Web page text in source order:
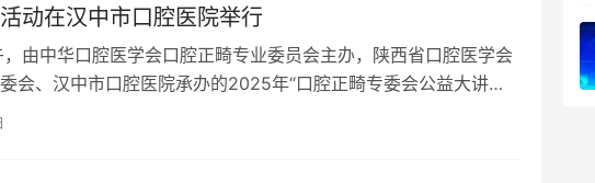
动在汉中市口腔医院举行
由中华口腔医学会口腔正畸专业委员会主办，陕西省口腔医学会
会、汉中市口腔医院承办的2025年“口腔正畸专委会公益大讲堂”
)口腔健康科普咨询活动…